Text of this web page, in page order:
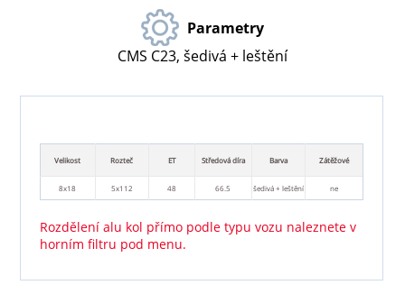
Parametry
CMS C23, šedivá + leštění
Velikost Rozteč ET Středová díra Barva Zátěžové
8x18 5x112 48 66.5 šedivá + leštění ne
Rozdělení alu kol přímo podle typu vozu naleznete v
horním filtru pod menu.